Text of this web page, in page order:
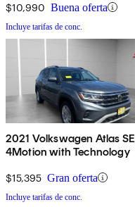
$10,990 Buena oferta
Incluye tarifas de conc.
2021 Volkswagen Atlas SE
4Motion with Technology
$15,395 Gran oferta
Incluye tarifas de conc.